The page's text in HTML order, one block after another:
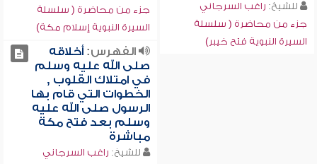
للشيخ: راغب السرجاني
جزء من محاضرة ( سلسلة
السيرة النبوية فتح خيبر)
جزء من محاضرة ( سلسلة
السيرة النبوية إسلام مكة)
الفهرس:أخلاقه
صلى الله عليه وسلم
في امتلاك القلوب ,
الخطوات التي قام بها
الرسول صلى الله عليه
وسلم بعد فتح مكة
مباشرة
للشيخ: راغب السرجاني